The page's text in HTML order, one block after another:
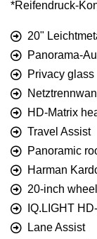
*Reifendruck-
20"
Panorama-
Privacy glass
HD-Matrix
Travel Assist
Panoramic
Harman
20-inch
IQ.LIGHT
Lane Assist